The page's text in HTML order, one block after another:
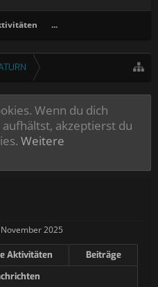
...
Wenn du dich
akzeptierst du
Weitere
2025
Aktivitäten
Beiträge